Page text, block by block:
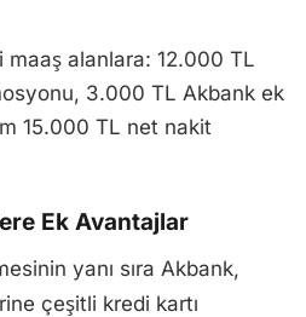
alanlara: 12.000 TL
3.000 TL Akbank ek
15.000 TL net nakit
Ek Avantajlar
yanı sıra Akbank,
çeşitli kredi kartı